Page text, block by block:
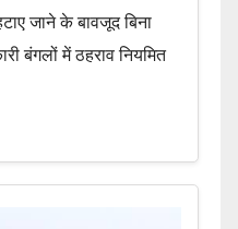
जाने के बावजूद बिना
बंगलों में ठहराव नियमित